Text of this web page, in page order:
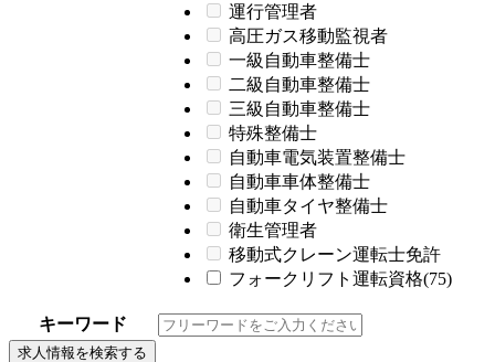
運行管理者
高圧ガス移動監視者
一級自動車整備士
二級自動車整備士
三級自動車整備士
特殊整備士
自動車電気装置整備士
自動車車体整備士
自動車タイヤ整備士
衛生管理者
移動式クレーン運転士免許
フォークリフト運転資格(75)
キーワード
求人情報を検索する